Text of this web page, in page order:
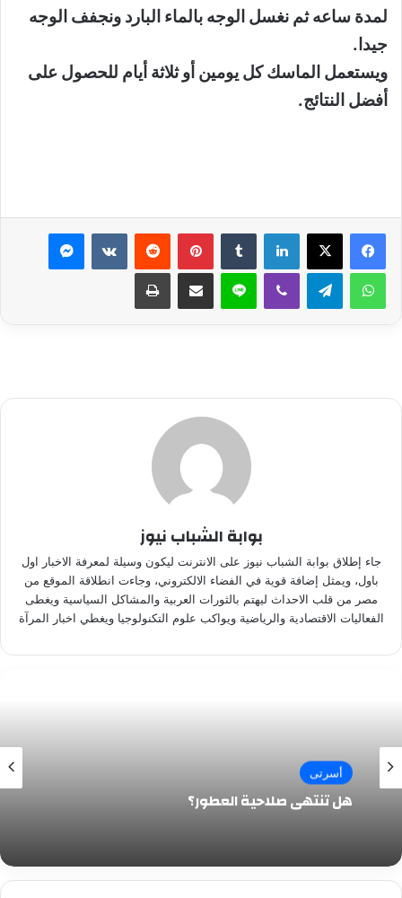
لمدة ساعه ثم نغسل الوجه بالماء البارد ونجفف الوجه
جيدا.
ويستعمل الماسك كل يومين أو ثلاثة أيام للحصول على
أفضل النتائج.
لينكدإن بينتيريست ماسنجر
واتساب تيلقرام ڤايبر لاين مشاركة عبر البريد طباعة
بوابة الشباب نيوز
جاء إطلاق بوابة الشباب نيوز على الانترنت ليكون وسيلة لمعرفة الاخبار اول
باول، ويمثل إضافة قوية في الفضاء الالكتروني، وجاءت انطلاقة الموقع من
مصر من قلب الاحداث ليهتم بالثورات العربية والمشاكل السياسية ويغطى
الفعاليات الاقتصادية والرياضية ويواكب علوم التكنولوجيا ويغطي اخبار المرآة
أسرتى
هل تنتهي صلاحية العطور؟